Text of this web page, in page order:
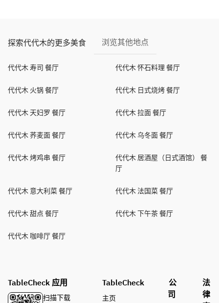
探索代代木的更多美食 浏览其他地点
代代木 寿司 餐厅 代代木 怀石料理 餐厅
代代木 火锅 餐厅 代代木 日式烧烤 餐厅
代代木 天妇罗 餐厅 代代木 拉面 餐厅
代代木 荞麦面 餐厅 代代木 乌冬面 餐厅
代代木 烤鸡串 餐厅
代代木 居酒屋（日式酒馆） 餐
厅
代代木 意大利菜 餐厅 代代木 法国菜 餐厅
代代木 甜点 餐厅 代代木 下午茶 餐厅
代代木 咖啡厅 餐厅
TableCheck 应用
扫描下载
TableCheck
主页
公
司
法
律